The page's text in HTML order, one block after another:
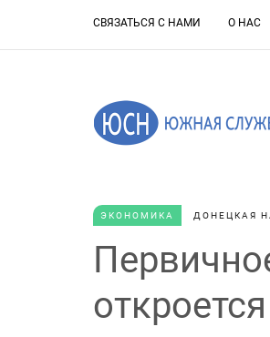
СВЯЗАТЬСЯ С НАМИ О НАС
ЭКОНОМИКА ДОНЕЦКАЯ